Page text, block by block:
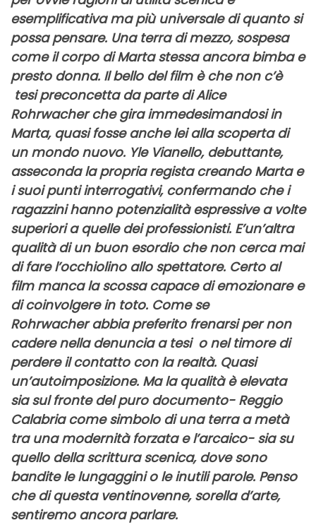
esemplificativa ma più universale di quanto si
possa pensare. Una terra di mezzo, sospesa
come il corpo di Marta stessa ancora bimba e
presto donna. Il bello del film è che non c’è
tesi preconcetta da parte di Alice
Rohrwacher che gira immedesimandosi in
Marta, quasi fosse anche lei alla scoperta di
un mondo nuovo. Yle Vianello, debuttante,
asseconda la propria regista creando Marta e
i suoi punti interrogativi, confermando che i
ragazzini hanno potenzialità espressive a volte
superiori a quelle dei professionisti. E’un’altra
qualità di un buon esordio che non cerca mai
di fare l’occhiolino allo spettatore. Certo al
film manca la scossa capace di emozionare e
di coinvolgere in toto. Come se
Rohrwacher abbia preferito frenarsi per non
cadere nella denuncia a tesi o nel timore di
perdere il contatto con la realtà. Quasi
un’autoimposizione. Ma la qualità è elevata
sia sul fronte del puro documento- Reggio
Calabria come simbolo di una terra a metà
tra una modernità forzata e l’arcaico- sia su
quello della scrittura scenica, dove sono
bandite le lungaggini o le inutili parole. Penso
che di questa ventinovenne, sorella d’arte,
sentiremo ancora parlare.